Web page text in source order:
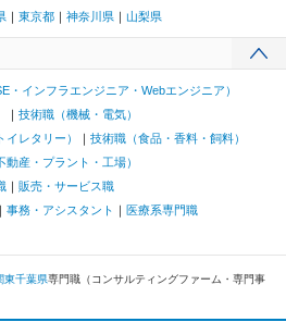
東京都 神奈川県 山梨県
・インフラエンジニア・Webエンジニア）
技術職（機械・電気）
レタリー）
技術職（食品・香料・飼料）
産・プラント・工場）
販売・サービス職
事務・アシスタント
医療系専門職
東千葉県専門職（コンサルティングファーム・専門事